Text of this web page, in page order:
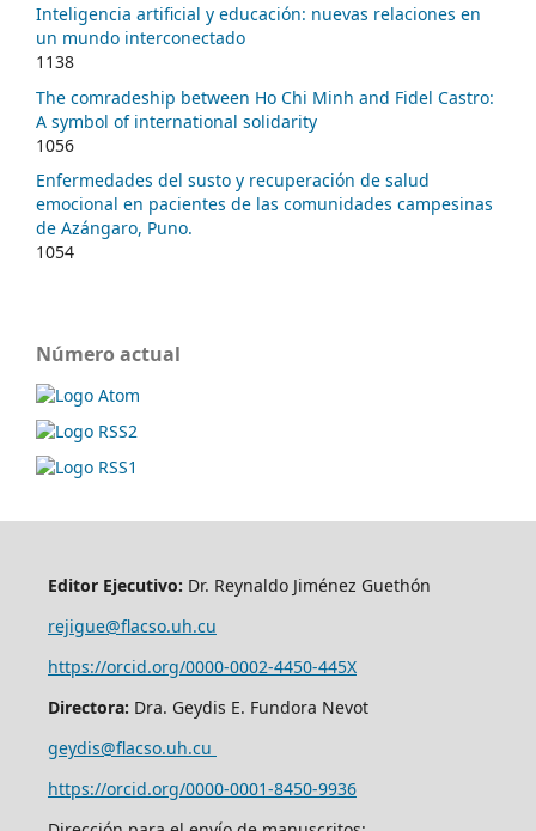
Inteligencia artificial y educación: nuevas relaciones en
un mundo interconectado
1138
The comradeship between Ho Chi Minh and Fidel Castro:
A symbol of international solidarity
1056
Enfermedades del susto y recuperación de salud
emocional en pacientes de las comunidades campesinas
de Azángaro, Puno.
1054
Número actual
Editor Ejecutivo: Dr. Reynaldo Jiménez Guethón
rejigue@flacso.uh.cu
https://orcid.org/0000-0002-4450-445X
Directora: Dra. Geydis E. Fundora Nevot
geydis@flacso.uh.cu
https://orcid.org/0000-0001-8450-9936